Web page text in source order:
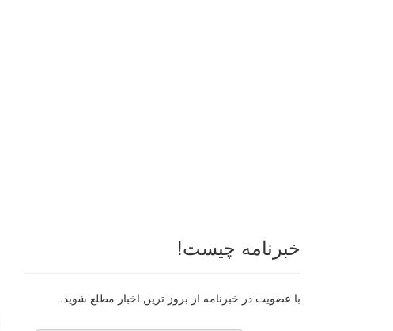
خبرنامه چیست!
با عضویت در خبرنامه از بروز ترین اخبار مطلع شوید.